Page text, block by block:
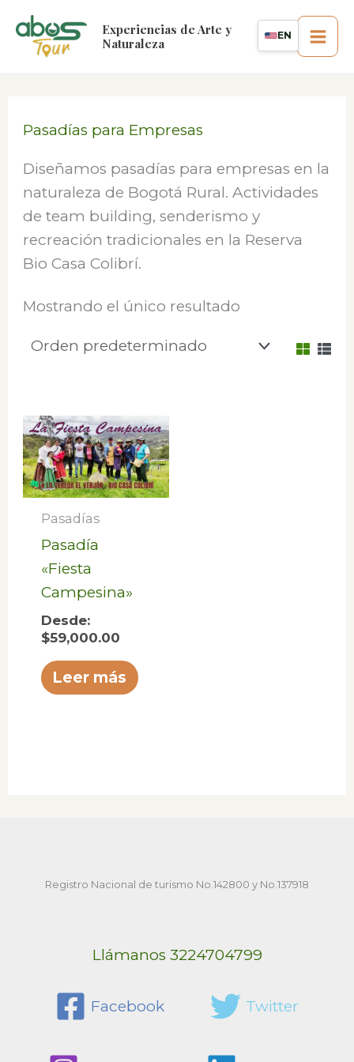
contenido
Experiencias de Arte y
Naturaleza
Pasadías para Empresas
Diseñamos pasadías para empresas en la
naturaleza de Bogotá Rural. Actividades
de team building, senderismo y
recreación tradicionales en la Reserva
Bio Casa Colibrí.
Mostrando el único resultado
Pasadías
Pasadía
«Fiesta
Campesina»
Desde:
$59,000.00
Leer más
Registro Nacional de turismo No.142800 y No.137918
Llámanos 3224704799
Facebook Twitter
EN